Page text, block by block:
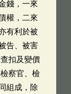
錢，一來
權，二來
有利於被
告、被害
扣及變價
察官、檢
組成，除